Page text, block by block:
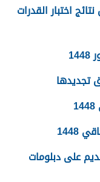
اختبار القدرات
1448 ورابط التقديم على دبلومات